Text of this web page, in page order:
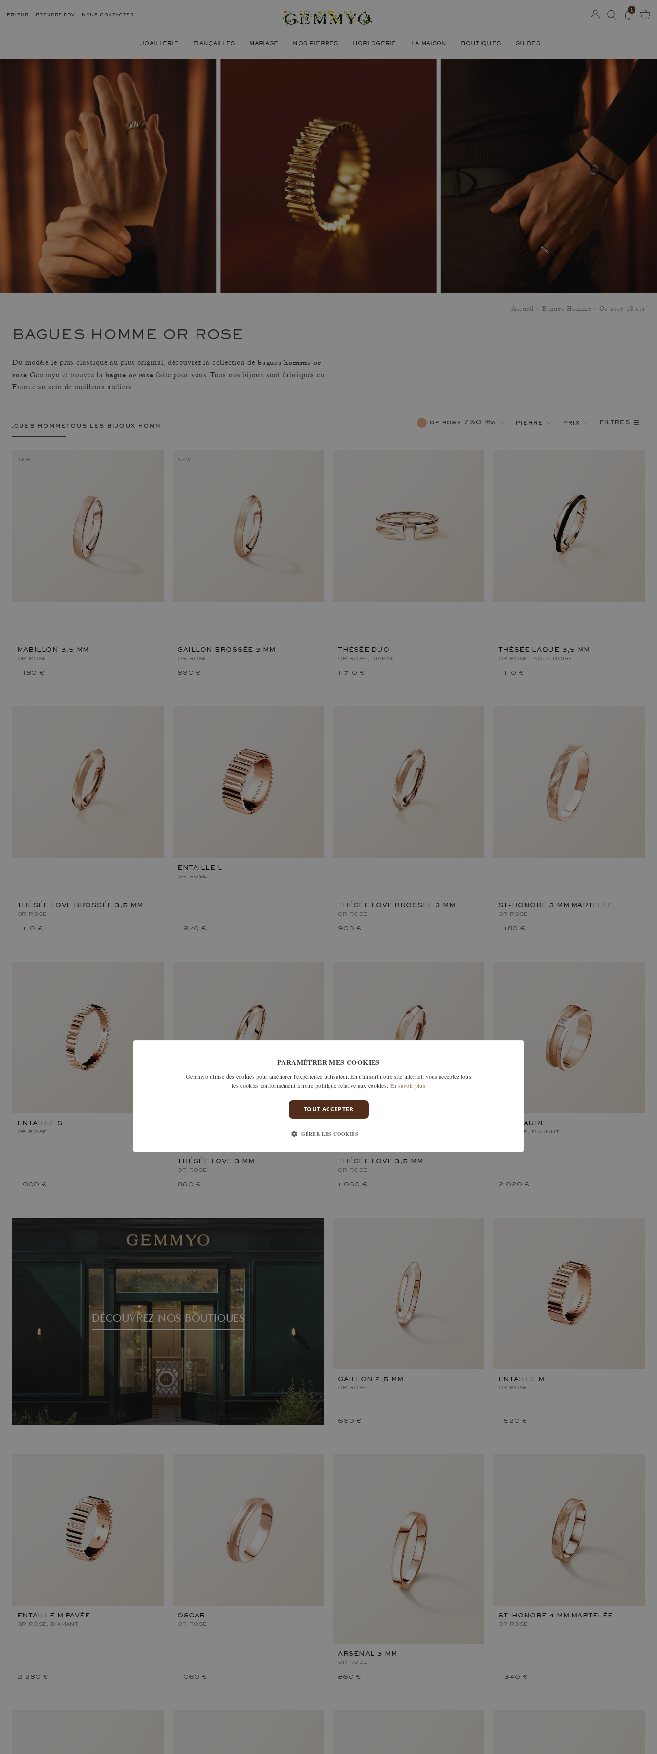
FR/EUR PRENDRE RDV NOUS CONTACTER
JOAILLERIE FIANÇAILLES MARIAGE NOS PIERRES HORLOGERIE LA MAISON BOUTIQUES GUIDES
1
Accueil Bagues Homme Or rose 18 cts
BAGUES HOMME OR ROSE
Du modèle le plus classique au plus original, découvrez la collection de bagues homme or
rose Gemmyo et trouvez labague or rose faite pour vous. Tous nos bijoux sont fabriqués en
France au sein de meilleurs ateliers.
bagues homme tous les bijoux homme or rose 750 ‰ pierre prix filtres
NEW
MABILLON 3,5 MM
OR ROSE
1 180 €
NEW
GAILLON BROSSÉE 3 MM
OR ROSE
860 €
THÉSÉE DUO
OR ROSE, DIAMANT
1 710 €
THÉSÉE LAQUE 3,5 MM
OR ROSE LAQUE NOIRE
1 110 €
THÉSÉE LOVE BROSSÉE 3,5 MM
OR ROSE
1 110 €
ENTAILLE L
OR ROSE
1 970 €
THÉSÉE LOVE BROSSÉE 3 MM
OR ROSE
900 €
ST-HONORÉ 3 MM MARTELÉE
OR ROSE
1 180 €
ENTAILLE S
OR ROSE
1 000 €
THÉSÉE LOVE 3 MM
OR ROSE
860 €
THÉSÉE LOVE 3,5 MM
OR ROSE
1 060 €
MINOTAURE
OR ROSE, DIAMANT
2 020 €
DÉCOUVREZ NOS BOUTIQUES
GAILLON 2,5 MM
OR ROSE
660 €
ENTAILLE M
OR ROSE
1 520 €
ENTAILLE M PAVÉE
OR ROSE, DIAMANT
2 280 €
OSCAR
OR ROSE
1 060 €
ARSENAL 3 MM
OR ROSE
860 €
ST-HONORE 4 MM MARTELÉE
OR ROSE
1 340 €
PARAMÉTRER MES COOKIES
Gemmyo utilise des cookies pour améliorer l'expérience utilisateur. En utilisant notre site internet, vous acceptez tous
les cookies conformément à notre politique relative aux cookies. En savoir plus
TOUT ACCEPTER
GÉRER LES COOKIES